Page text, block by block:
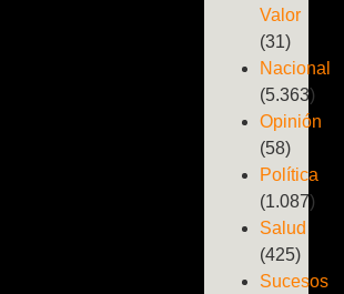
Valor
(31)
Nacional
(5.363)
Opinión
(58)
Política
(1.087)
Salud
(425)
Sucesos